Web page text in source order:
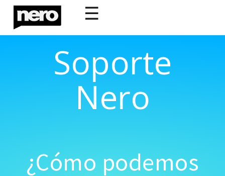
☰
Soporte
Nero
¿Cómo podemos